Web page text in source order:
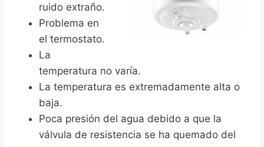
ruido extraño.
Problema en
el termostato.
La
temperatura no varía.
La temperatura es extremadamente alta o
baja.
Poca presión del agua debido a que la
válvula de resistencia se ha quemado del